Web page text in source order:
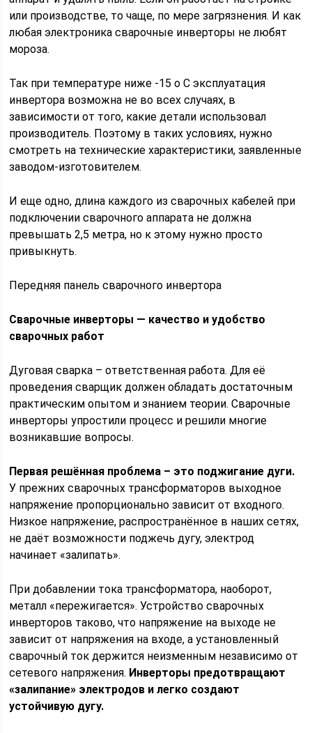
или производстве, то чаще, по мере загрязнения. И как
любая электроника сварочные инверторы не любят
мороза.
Так при температуре ниже -15 о С эксплуатация
инвертора возможна не во всех случаях, в
зависимости от того, какие детали использовал
производитель. Поэтому в таких условиях, нужно
смотреть на технические характеристики, заявленные
заводом-изготовителем.
И еще одно, длина каждого из сварочных кабелей при
подключении сварочного аппарата не должна
превышать 2,5 метра, но к этому нужно просто
привыкнуть.
Передняя панель сварочного инвертора
Сварочные инверторы — качество и удобство
сварочных работ
Дуговая сварка – ответственная работа. Для её
проведения сварщик должен обладать достаточным
практическим опытом и знанием теории. Сварочные
инверторы упростили процесс и решили многие
возникавшие вопросы.
Первая решённая проблема – это поджигание дуги.
У прежних сварочных трансформаторов выходное
напряжение пропорционально зависит от входного.
Низкое напряжение, распространённое в наших сетях,
не даёт возможности поджечь дугу, электрод
начинает «залипать».
При добавлении тока трансформатора, наоборот,
металл «пережигается». Устройство сварочных
инверторов таково, что напряжение на выходе не
зависит от напряжения на входе, а установленный
сварочный ток держится неизменным независимо от
сетевого напряжения. Инверторы предотвращают
«залипание» электродов и легко создают
устойчивую дугу.